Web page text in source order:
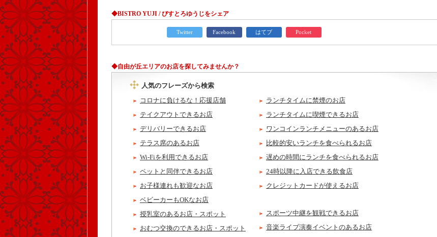
◆BISTRO YUJI / びすとろゆうじをシェア
Twitter Facebook はてブ Pocket
◆自由が丘エリアのお店を探してみませんか？
人気のフレーズから検索
コロナに負けるな！応援店舗
テイクアウトできるお店
デリバリーできるお店
テラス席のあるお店
Wi-Fiを利用できるお店
ペットと同伴できるお店
お子様連れも歓迎なお店
ベビーカーもOKなお店
授乳室のあるお店・スポット
おむつ交換のできるお店・スポット
ランチタイムに禁煙のお店
ランチタイムに喫煙できるお店
ワンコインランチメニューのあるお店
比較的安いランチを食べられるお店
遅めの時間にランチを食べられるお店
24時以降に入店できる飲食店
クレジットカードが使えるお店
スポーツ中継を観戦できるお店
音楽ライブ演奏イベントのあるお店